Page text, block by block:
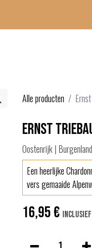
Alle producten
Ernst
Oostenrijk |
Een heerlijke
vers gemaaide
16,95€